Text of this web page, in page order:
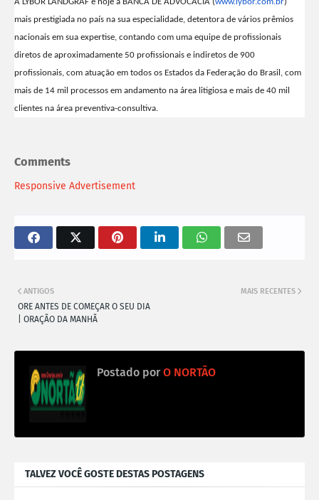
A LYBOR LANDGRAF é hoje a BANCA DE ADVOCACIA (www.lybor.com.br)
mais prestigiada no país na sua especialidade, detentora de vários prêmios
nacionais em sua expertise, contando com uma equipe de profissionais
diretos de aproximadamente 50 profissionais e indiretos de 900
profissionais, com atuação em todos os Estados da Federação do Brasil, com
mais de 14 mil processos em andamento na área litigiosa e mais de 40 mil
clientes na área preventiva-consultiva.
Comments
Responsive Advertisement
MAIS RECENTES
ANTIGOS
ORE ANTES DE COMEÇAR O SEU DIA
| ORAÇÃO DA MANHÃ
Postado por O NORTÃO
TALVEZ VOCÊ GOSTE DESTAS POSTAGENS